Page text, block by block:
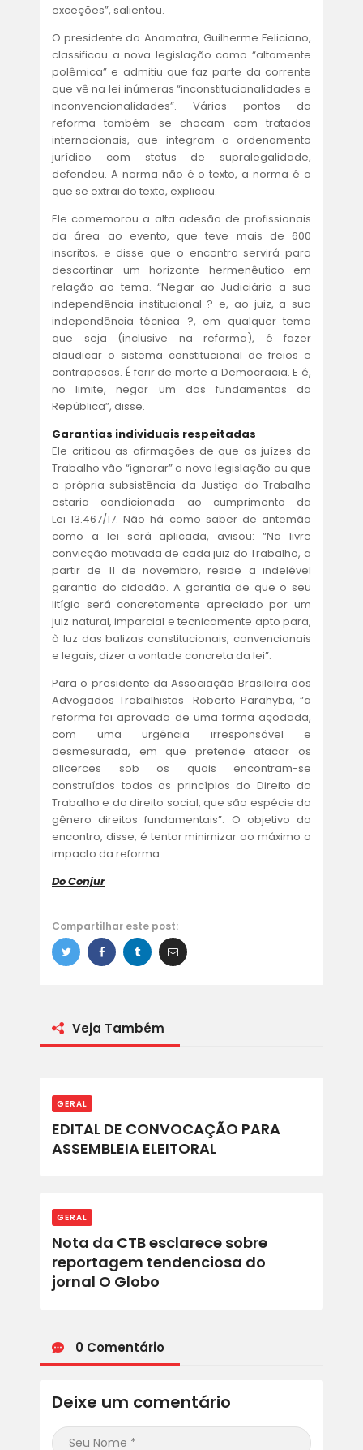
exceções”, salientou.
O presidente da Anamatra, Guilherme Feliciano,
classificou a nova legislação como “altamente
polêmica” e admitiu que faz parte da corrente
que vê na lei inúmeras “inconstitucionalidades e
inconvencionalidades”. Vários pontos da
reforma também se chocam com tratados
internacionais, que integram o ordenamento
jurídico com status de supralegalidade,
defendeu. A norma não é o texto, a norma é o
que se extrai do texto, explicou.
Ele comemorou a alta adesão de profissionais
da área ao evento, que teve mais de 600
inscritos, e disse que o encontro servirá para
descortinar um horizonte hermenêutico em
relação ao tema. “Negar ao Judiciário a sua
independência institucional ? e, ao juiz, a sua
independência técnica ?, em qualquer tema
que seja (inclusive na reforma), é fazer
claudicar o sistema constitucional de freios e
contrapesos. É ferir de morte a Democracia. E é,
no limite, negar um dos fundamentos da
República”, disse.
Garantias individuais respeitadas
Ele criticou as afirmações de que os juízes do
Trabalho vão “ignorar” a nova legislação ou que
a própria subsistência da Justiça do Trabalho
estaria condicionada ao cumprimento da
Lei 13.467/17. Não há como saber de antemão
como a lei será aplicada, avisou: “Na livre
convicção motivada de cada juiz do Trabalho, a
partir de 11 de novembro, reside a indelével
garantia do cidadão. A garantia de que o seu
litígio será concretamente apreciado por um
juiz natural, imparcial e tecnicamente apto para,
à luz das balizas constitucionais, convencionais
e legais, dizer a vontade concreta da lei”.
Para o presidente da Associação Brasileira dos
Advogados Trabalhistas Roberto Parahyba, “a
reforma foi aprovada de uma forma açodada,
com uma urgência irresponsável e
desmesurada, em que pretende atacar os
alicerces sob os quais encontram-se
construídos todos os princípios do Direito do
Trabalho e do direito social, que são espécie do
gênero direitos fundamentais”. O objetivo do
encontro, disse, é tentar minimizar ao máximo o
impacto da reforma.
Do Conjur
Compartilhar este post:
Veja Também
GERAL
EDITAL DE CONVOCAÇÃO PARA
ASSEMBLEIA ELEITORAL
GERAL
Nota da CTB esclarece sobre
reportagem tendenciosa do
jornal O Globo
0 Comentário
Deixe um comentário